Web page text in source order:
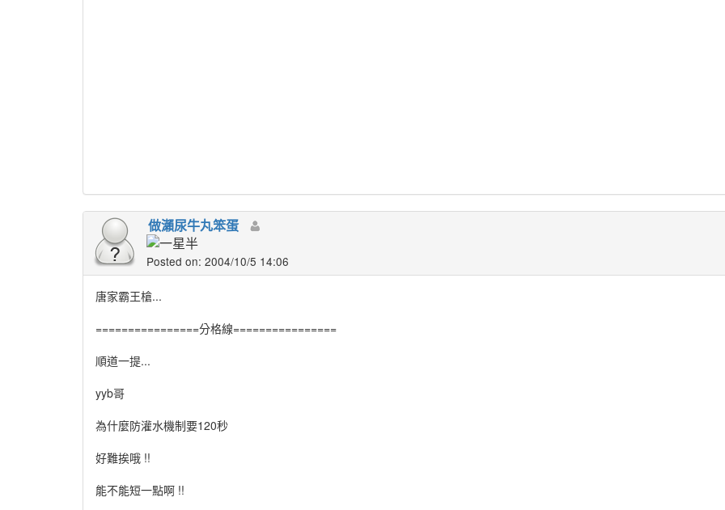
做瀨尿牛丸笨蛋
Posted on: 2004/10/5 14:06
唐家霸王槍...
================分格線================
順道一提...
yyb哥
為什麼防灌水機制要120秒
好難挨哦 !!
能不能短一點啊 !!